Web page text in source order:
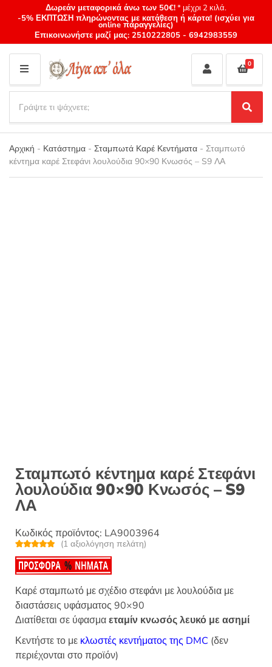
Δωρεάν μεταφορικά άνω των 50€!* μέχρι 2 κιλά.
-5% ΕΚΠΤΩΣΗ πληρώνοντας με κατάθεση ή κάρτα! (ισχύει για
online παραγγελίες)
Επικοινωνήστε μαζί μας: 2510222805 - 6942983559
M
E
N
U
Category
name
a
r
c
h
p
S
e
a
0
Αρχική - Κατάστημα - Σταμπωτά Καρέ Κεντήματα - Σταμπωτό
κέντημα καρέ Στεφάνι λουλούδια 90×90 Κνωσός – S9 ΛΑ
Σταμπωτό κέντημα καρέ Στεφάνι
λουλούδια 90×90 Κνωσός – S9
ΛΑ
Κωδικός προϊόντος: LA9003964
Βαθμολογή
θηκε με5.00
από 5 με
βάση
1
πελάτη
(1 αξιολόγηση πελάτη)
Καρέ σταμπωτό με σχέδιο στεφάνι με λουλούδια με
διαστάσεις υφάσματος 90×90
Διατίθεται σε ύφασμαεταμίν κνωσός λευκό με ασημί
Κεντήστε το με κλωστές κεντήματος της DMC (δεν
περιέχονται στο προϊόν)